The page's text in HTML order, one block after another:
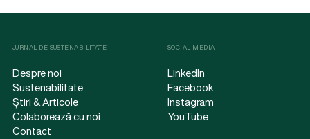
JURNAL DE SUSTENABILITATE
Despre noi
Sustenabilitate
Știri & Articole
Colaborează cu noi
Contact
SOCIAL MEDIA
LinkedIn
Facebook
Instagram
YouTube